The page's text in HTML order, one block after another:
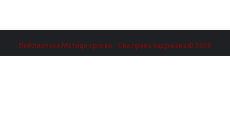
Библиотека Матице српске - Сва права задржана.© 2026